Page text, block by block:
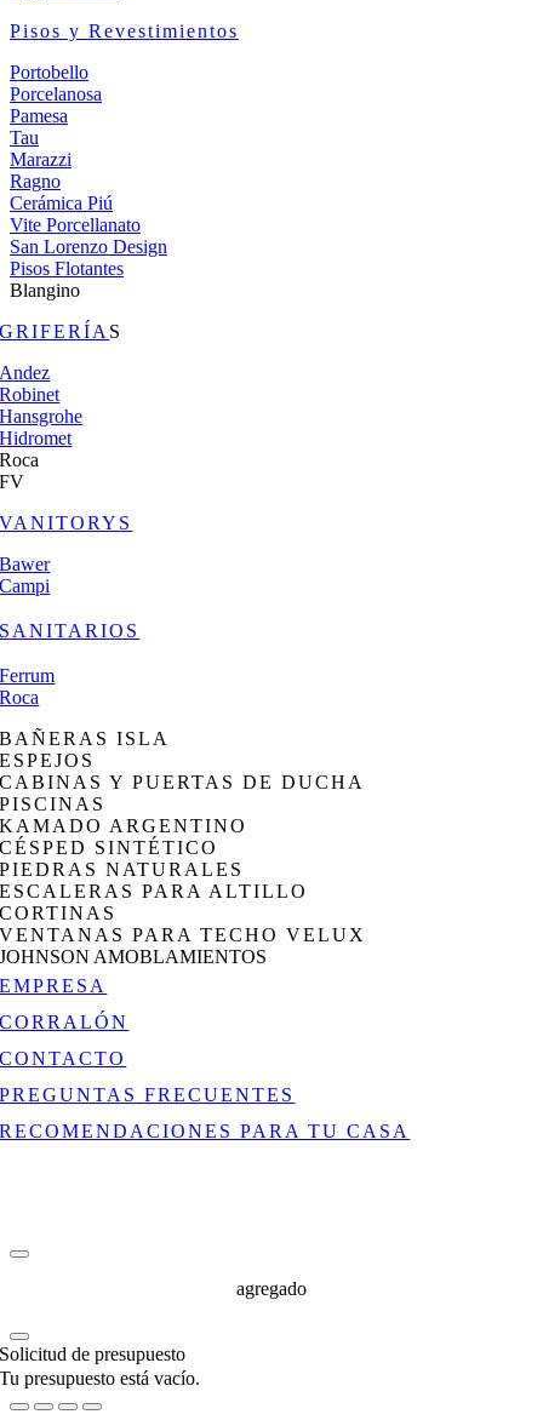
Pisos y Revestimientos
Portobello
Porcelanosa
Pamesa
Tau
Marazzi
Ragno
Cerámica Piú
Vite Porcellanato
San Lorenzo Design
Pisos Flotantes
Blangino
GRIFERÍA S
Andez
Robinet
Hansgrohe
Hidromet
Roca
FV
VANITORYS
Bawer
Campi
SANITARIOS
Ferrum
Roca
BAÑERAS ISLA
ESPEJOS
CABINAS Y PUERTAS DE DUCHA
PISCINAS
KAMADO ARGENTINO
CÉSPED SINTÉTICO
PIEDRAS NATURALES
ESCALERAS PARA ALTILLO
CORTINAS
VENTANAS PARA TECHO VELUX
JOHNSON AMOBLAMIENTOS
EMPRESA
CORRALÓN
CONTACTO
PREGUNTAS FRECUENTES
RECOMENDACIONES PARA TU CASA
agregado
Solicitud de presupuesto
Tu presupuesto está vacío.